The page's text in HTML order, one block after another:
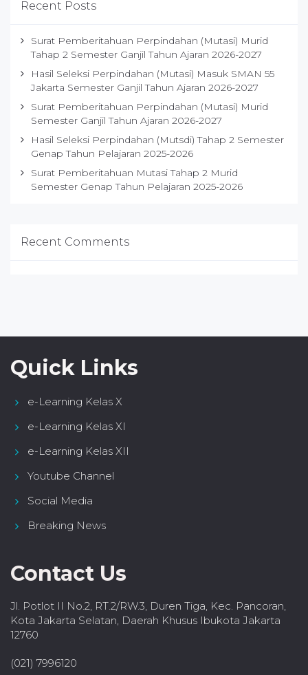
Recent Posts
Surat Pemberitahuan Perpindahan (Mutasi) Murid
Tahap 2 Semester Ganjil Tahun Ajaran 2026-2027
Hasil Seleksi Perpindahan (Mutasi) Masuk SMAN 55
Jakarta Semester Ganjil Tahun Ajaran 2026-2027
Surat Pemberitahuan Perpindahan (Mutasi) Murid
Semester Ganjil Tahun Ajaran 2026-2027
Hasil Seleksi Perpindahan (Mutsdi) Tahap 2 Semester
Genap Tahun Pelajaran 2025-2026
Surat Pemberitahuan Mutasi Tahap 2 Murid
Semester Genap Tahun Pelajaran 2025-2026
Recent Comments
Quick Links
e-Learning Kelas X
e-Learning Kelas XI
e-Learning Kelas XII
Youtube Channel
Social Media
Breaking News
Contact Us
Jl. Potlot II No.2, RT.2/RW.3, Duren Tiga, Kec. Pancoran,
Kota Jakarta Selatan, Daerah Khusus Ibukota Jakarta
12760
(021) 7996120